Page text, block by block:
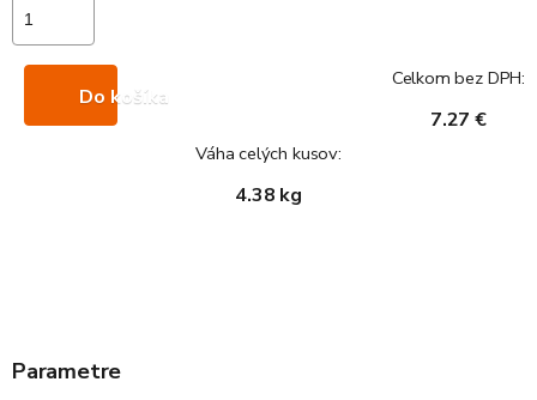
Do košíka
Váha celých kusov:
4.38 kg
Celkom bez DPH:
7.27 €
Parametre